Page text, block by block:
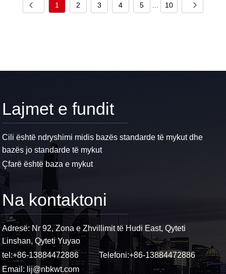
1 2 3 4 5 10
Lajmet e fundit
Cili është ndryshimi midis bazës standarde të mykut dhe
bazës jo standarde të mykut
Çfarë është baza e mykut
Na kontaktoni
Adresë: Nr 92, Zona e Zhvillimit të Hudi East, Qyteti
Linshan, Qyteti Yuyao
tel:+86-13884472886 Telefoni:+86-13884472886
Email: lij@nbkwt.com